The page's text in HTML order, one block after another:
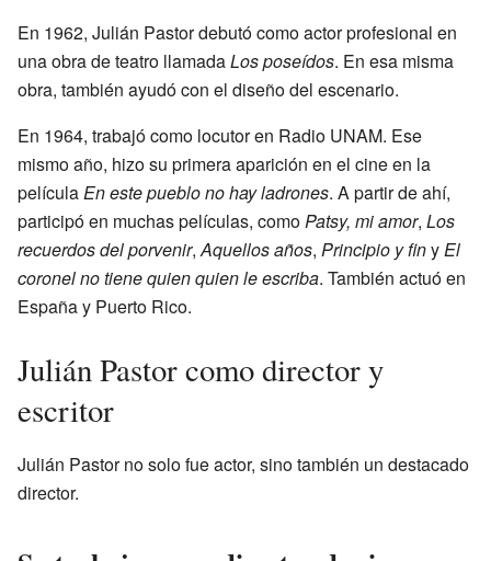
En 1962, Julián Pastor debutó como actor profesional en
una obra de teatro llamadaLos poseídos. En esa misma
obra, también ayudó con el diseño del escenario.
En 1964, trabajó como locutor en Radio UNAM. Ese
mismo año, hizo su primera aparición en el cine en la
películaEn este pueblo no hay ladrones. A partir de ahí,
participó en muchas películas, comoPatsy, mi amor, Los
recuerdos del porvenir,Aquellos años, Principio y finyEl
coronel no tiene quien quien le escriba. También actuó en
España y Puerto Rico.
Julián Pastor como director y
escritor
Julián Pastor no solo fue actor, sino también un destacado
director.